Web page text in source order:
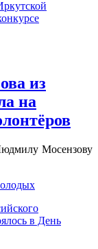
из
на
Мосензову